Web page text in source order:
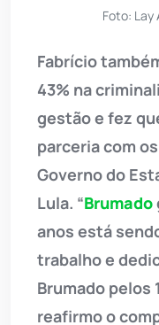
Foto:
Fabrício
43% na
gestão e fez
parceria com
Governo do
Lula. “Brumado
anos está
trabalho e
Brumado pelos
reafirmo o